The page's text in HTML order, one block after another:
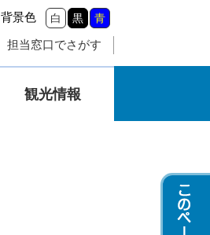
背景色 白 黒 青
担当窓口でさがす
観光情報